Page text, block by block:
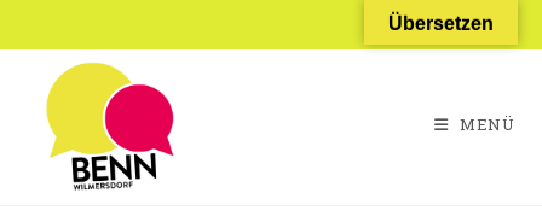
Inhalt
springen
MENÜ
Übersetzen